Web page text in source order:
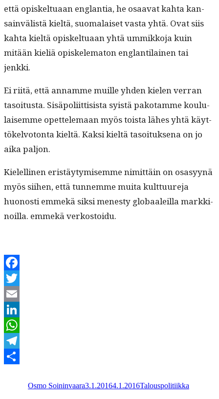
että opiskel­tuaan englan­tia, he osaa­vat kah­ta kan­
sain­välistä kieltä, suo­ma­laiset vas­ta yhtä. Ovat siis
kah­ta kieltä opiskel­tuaan yhtä ummikko­ja kuin
mitään kieliä opiskelema­ton englan­ti­lainen tai
jenkki.
Ei riitä, että annamme muille yhden kie­len ver­ran
tasoi­tus­ta. Sisäpoli­it­ti­sista syistä pako­tamme koul­u­
laisemme opet­tele­maan myös toista läh­es yhtä käyt­
tökelvo­ton­ta kieltä. Kak­si kieltä tasoituk­se­na on jo
aika paljon.
Kielelli­nen eristäy­tymisemme nimit­täin on osasyynä
myös siihen, että tun­nemme mui­ta kult­tuure­ja
huonos­ti emmekä sik­si men­esty globaaleil­la markki­
noil­la. emmekä verkostoidu.
Facebook
Twitter
Email
LinkedIn
WhatsApp
Telegram
Osmo Soininvaara3.1.20164.1.2016Talouspolitiikka